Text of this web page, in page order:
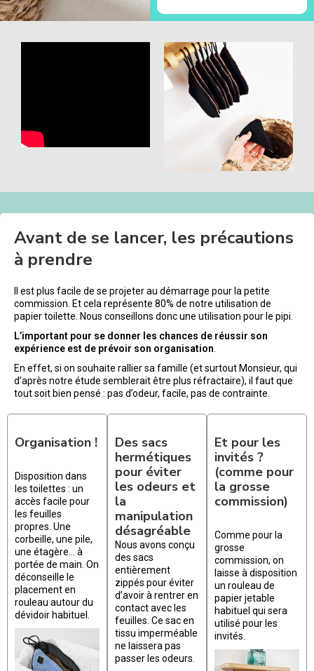
Avant de se lancer, les précautions
à prendre
Il est plus facile de se projeter au démarrage pour la petite
commission. Et cela représente 80% de notre utilisation de
papier toilette. Nous conseillons donc une utilisation pour le pipi.
L’important pour se donner les chances de réussir son
expérience est de prévoir son organisation
En effet, si on souhaite rallier sa famille (et surtout Monsieur, qui
d’après notre étude semblerait être plus réfractaire), il faut que
tout soit bien pensé : pas d’odeur, facile, pas de contrainte.
Organisation !
Disposition dans
les toilettes : un
accès facile pour
les feuilles
propres. Une
corbeille, une pile,
une étagère… à
portée de main. On
déconseille le
placement en
rouleau autour du
dévidoir habituel.
Des sacs
hermétiques
pour éviter
les odeurs et
la
manipulation
désagréable
Nous avons conçu
des sacs
entièrement
zippés pour éviter
d’avoir à rentrer en
contact avec les
feuilles. Ce sac en
tissu imperméable
ne laissera pas
passer les odeurs.
Et pour les
invités ?
(comme pour
la grosse
commission)
Comme pour la
grosse
commission, on
laisse à disposition
un rouleau de
papier jetable
habituel qui sera
utilisé pour les
invités.